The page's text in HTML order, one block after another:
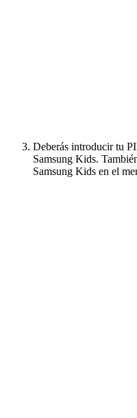
Deberás introducir tu
Samsung Kids.
Samsung Kids en el